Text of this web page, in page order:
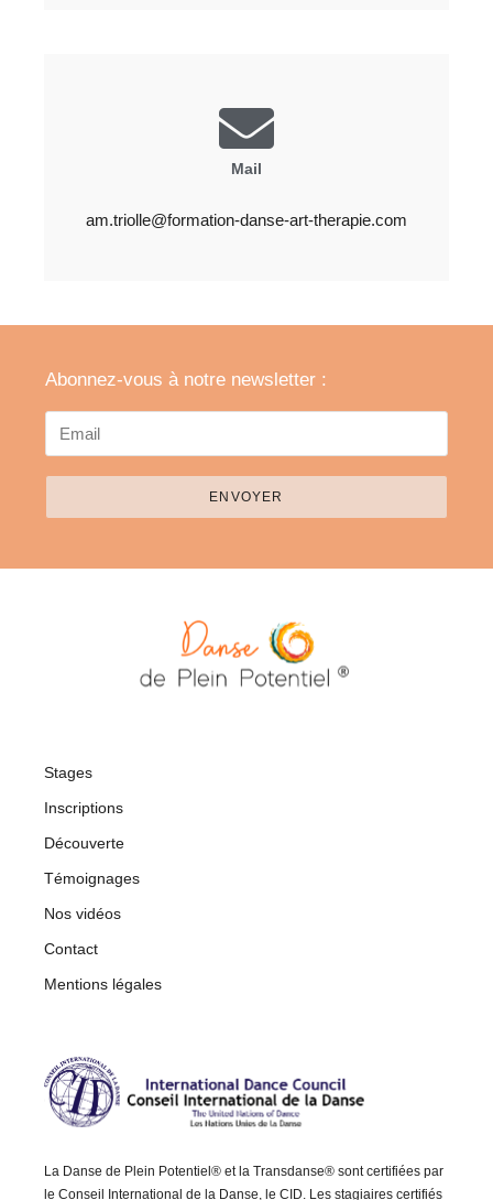
Mail
am.triolle@formation-danse-art-therapie.com
Abonnez-vous à notre newsletter :
ENVOYER
Stages
Inscriptions
Découverte
Témoignages
Nos vidéos
Contact
Mentions légales
La Danse de Plein Potentiel® et la Transdanse® sont certifiées par
le Conseil International de la Danse, le CID. Les stagiaires certifiés